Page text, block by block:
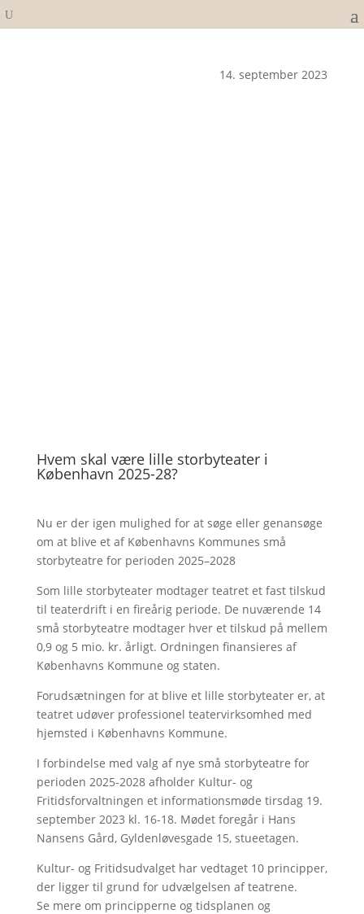
14. september 2023
Hvem skal være lille storbyteater i
København 2025-28?
Nu er der igen mulighed for at søge eller genansøge
om at blive et af Københavns Kommunes små
storbyteatre for perioden 2025–2028
Som lille storbyteater modtager teatret et fast tilskud
til teaterdrift i en fireårig periode. De nuværende 14
små storbyteatre modtager hver et tilskud på mellem
0,9 og 5 mio. kr. årligt. Ordningen finansieres af
Københavns Kommune og staten.
Forudsætningen for at blive et lille storbyteater er, at
teatret udøver professionel teatervirksomhed med
hjemsted i Københavns Kommune.
I forbindelse med valg af nye små storbyteatre for
perioden 2025-2028 afholder Kultur- og
Fritidsforvaltningen et informationsmøde tirsdag 19.
september 2023 kl. 16-18. Mødet foregår i Hans
Nansens Gård, Gyldenløvesgade 15, stueetagen.
Kultur- og Fritidsudvalget har vedtaget 10 principper,
der ligger til grund for udvælgelsen af teatrene.
Se mere om principperne og tidsplanen og